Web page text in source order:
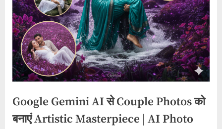
Google Gemini AI से Couple Photos को
बनाएं Artistic Masterpiece | AI Photo